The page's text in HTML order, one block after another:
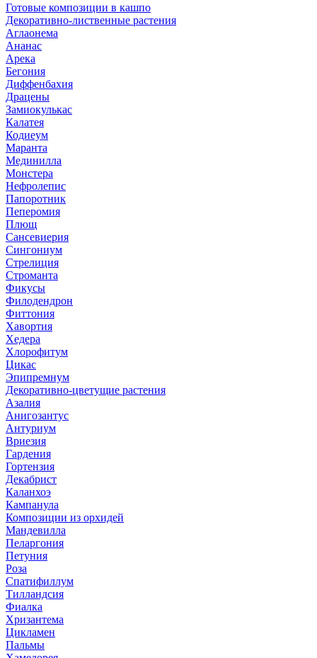
Готовые композиции в кашпо
Декоративно-лиственные растения
Аглаонема
Ананас
Арека
Бегония
Диффенбахия
Драцены
Замиокулькас
Калатея
Кодиеум
Маранта
Мединилла
Монстера
Нефролепис
Папоротник
Пеперомия
Плющ
Сансевиерия
Сингониум
Стрелиция
Строманта
Фикусы
Филодендрон
Фиттония
Хавортия
Хедера
Хлорофитум
Цикас
Эпипремнум
Декоративно-цветущие растения
Азалия
Анигозантус
Антуриум
Вриезия
Гардения
Гортензия
Декабрист
Каланхоэ
Кампанула
Композиции из орхидей
Мандевилла
Пеларгония
Петуния
Роза
Спатифиллум
Тилландсия
Фиалка
Хризантема
Цикламен
Пальмы